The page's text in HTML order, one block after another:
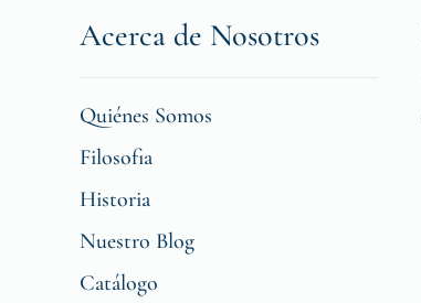
Acerca de Nosotros
Quiénes Somos
Filosofia
Historia
Nuestro Blog
Catálogo